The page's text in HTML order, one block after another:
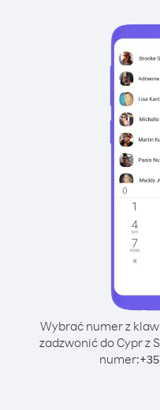
Wybrać numer z
zadzwonić do Cypr z
numer:+